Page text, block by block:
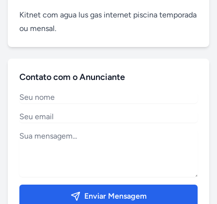
Kitnet com agua lus gas internet piscina temporada
ou mensal.
Contato com o Anunciante
Enviar Mensagem